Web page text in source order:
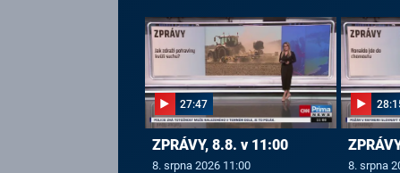
27:47
ZPRÁVY, 8.8. v 11:00
8. srpna 2026 11:00 8. srpna